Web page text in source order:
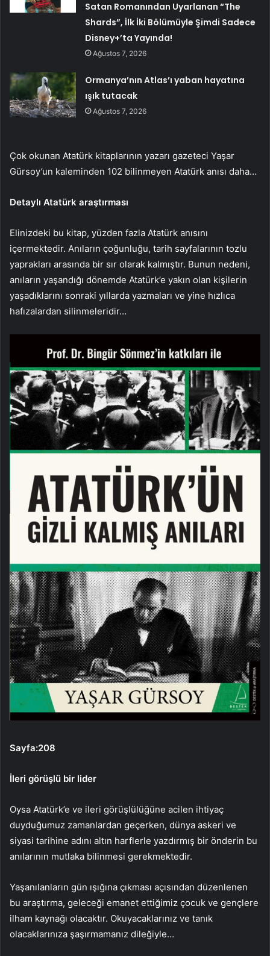
Satan Romanından Uyarlanan “The
Shards”, İlk İki Bölümüyle Şimdi Sadece
Disney+’ta Yayında!
Ağustos 7, 2026
Ormanya’nın Atlas’ı yaban hayatına
ışık tutacak
Ağustos 7, 2026
Çok okunan Atatürk kitaplarının yazarı gazeteci Yaşar
Gürsoy’un kaleminden 102 bilinmeyen Atatürk anısı daha…
Detaylı Atatürk araştırması
Elinizdeki bu kitap, yüzden fazla Atatürk anısını
içermektedir. Anıların çoğunluğu, tarih sayfalarının tozlu
yaprakları arasında bir sır olarak kalmıştır. Bunun nedeni,
anıların yaşandığı dönemde Atatürk’e yakın olan kişilerin
yaşadıklarını sonraki yıllarda yazmaları ve yine hızlıca
hafızalardan silinmeleridir…
Sayfa:208
İleri görüşlü bir lider
Oysa Atatürk’e ve ileri görüşlülüğüne acilen ihtiyaç
duyduğumuz zamanlardan geçerken, dünya askeri ve
siyasi tarihine adını altın harflerle yazdırmış bir önderin bu
anılarının mutlaka bilinmesi gerekmektedir.
Yaşanılanların gün ışığına çıkması açısından düzenlenen
bu araştırma, geleceği emanet ettiğimiz çocuk ve gençlere
ilham kaynağı olacaktır. Okuyacaklarınız ve tanık
olacaklarınıza şaşırmamanız dileğiyle…